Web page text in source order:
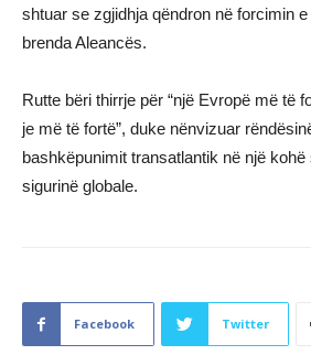
shtuar se zgjidhja qëndron në forcimin
brenda Aleancës.
Rutte bëri thirrje për “një Evropë më të
je më të fortë”, duke nënvizuar
bashkëpunimit transatlantik në një
sigurinë globale.
Facebook Twitter